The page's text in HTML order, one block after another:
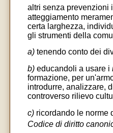
altri senza prevenzioni
atteggiamento
certa larghezza,
gli strumenti della
a) tenendo conto dei
b) educandoli a usare i
formazione, per
introdurre, analizzare,
controverso rilievo
c) ricordando le norme
Codice di diritto